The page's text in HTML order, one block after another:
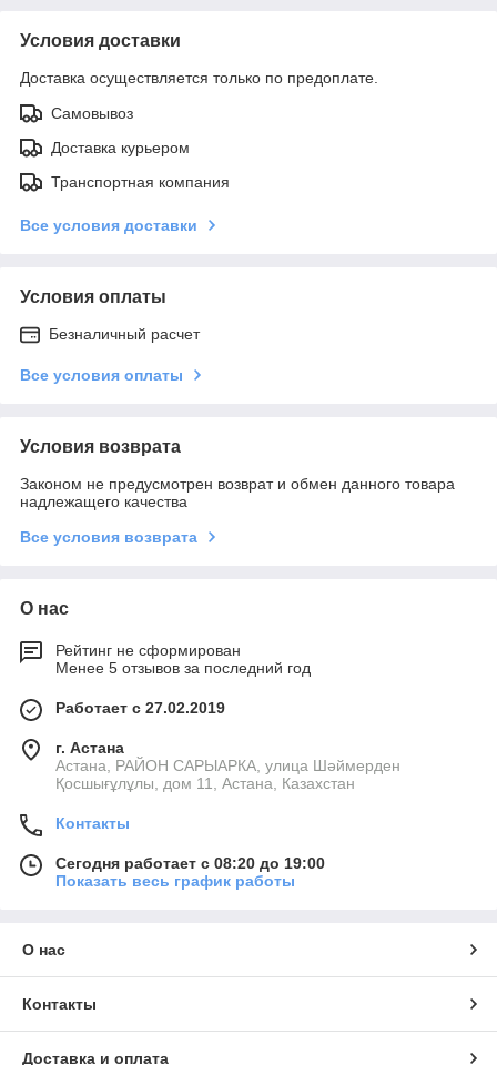
Условия доставки
Доставка осуществляется только по предоплате.
Самовывоз
Доставка курьером
Транспортная компания
Все условия доставки
Условия оплаты
Безналичный расчет
Все условия оплаты
Условия возврата
Законом не предусмотрен возврат и обмен данного товара
надлежащего качества
Все условия возврата
О нас
Рейтинг не сформирован
Менее 5 отзывов за последний год
Работает с 27.02.2019
г. Астана
Астана, РАЙОН САРЫАРКА, улица Шәймерден
Қосшығұлұлы, дом 11, Астана, Казахстан
Контакты
Сегодня работает с 08:20 до 19:00
Показать весь график работы
О нас
Контакты
Доставка и оплата